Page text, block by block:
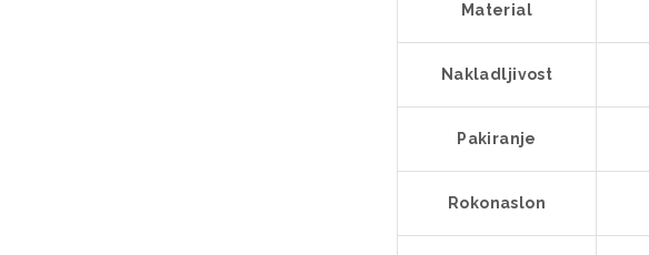
Material
Nakladljivost
Pakiranje
Rokonaslon